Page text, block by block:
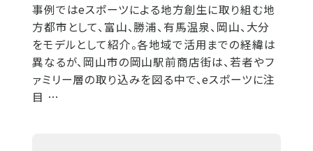
事例ではeスポーツによる地方創生に取り組む地
方都市として、富山、勝浦、有馬温泉、岡山、大分
をモデルとして紹介。各地域で活用までの経緯は
異なるが、岡山市の岡山駅前商店街は、若者やフ
ァミリー層の取り込みを図る中で、eスポーツに注
目 …